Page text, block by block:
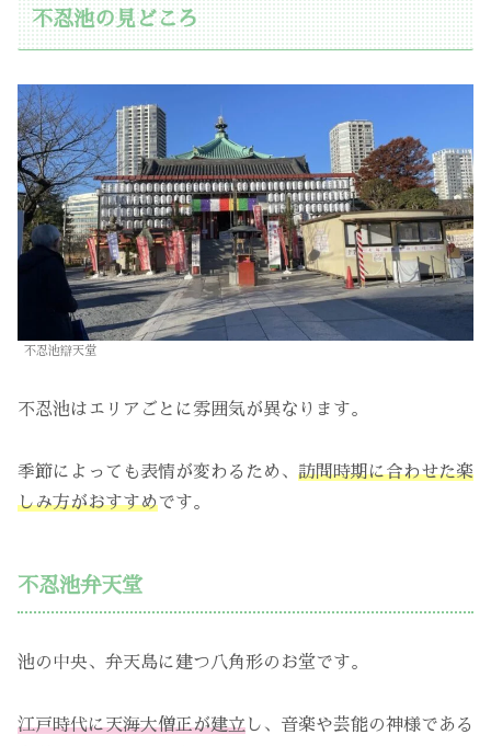
不忍池の見どころ
不忍池辯天堂
不忍池はエリアごとに雰囲気が異なります。
季節によっても表情が変わるため、 訪問時期に合わせた楽
しみ方がおすすめです。
不忍池弁天堂
池の中央、弁天島に建つ八角形のお堂です。
江戸時代に天海大僧正が建立 し、音楽や芸能の神様である